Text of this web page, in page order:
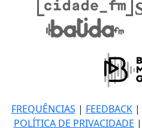
FREQUÊNCIAS | FEEDBACK|
POLÍTICA DE PRIVACIDADE |